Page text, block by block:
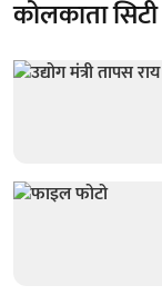
कोलकाता सिटी